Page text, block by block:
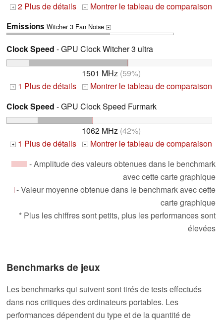
+ 2 Plus de détails + Montrer le tableau de comparaison
Emissions Witcher 3 Fan Noise +
Clock Speed - GPU Clock Witcher 3 ultra
1501 MHz(59%)
+ 1 Plus de détails + Montrer le tableau de comparaison
Clock Speed - GPU Clock Speed Furmark
1062 MHz(42%)
+ 1 Plus de détails + Montrer le tableau de comparaison
- Amplitude des valeurs obtenues dans le benchmark
avec cette carte graphique
- Valeur moyenne obtenue dans le benchmark avec cette
carte graphique
* Plus les chiffres sont petits, plus les performances sont
élevées
Benchmarks de jeux
Les benchmarks qui suivent sont tirés de tests effectués
dans nos critiques des ordinateurs portables. Les
performances dépendent du type et de la quantité de